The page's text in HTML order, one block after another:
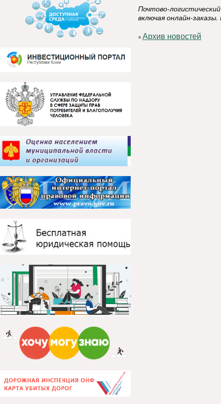
Почтово-
включая онлайн-
«Архив новостей